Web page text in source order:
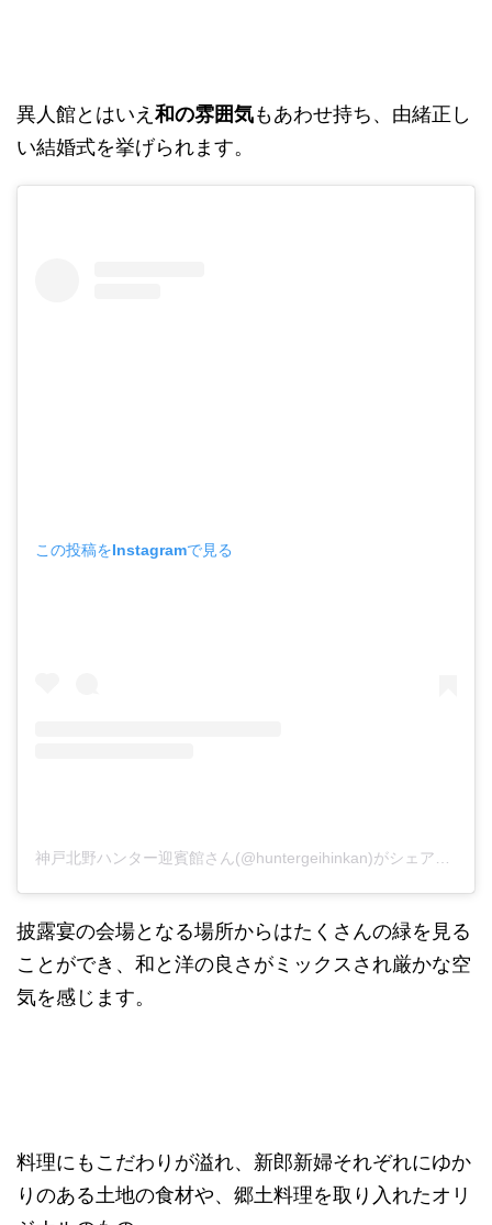
異人館とはいえ 和の雰囲気もあわせ持ち、由緒正し
い結婚式を挙げられます。
この投稿をInstagramで見る
神戸北野ハンター迎賓館さん(@huntergeihinkan)がシェアした投稿
披露宴の会場となる場所からはたくさんの緑を見る
ことができ、和と洋の良さがミックスされ厳かな空
気を感じます。
料理にもこだわりが溢れ、新郎新婦それぞれにゆか
りのある土地の食材や、郷土料理を取り入れたオリ